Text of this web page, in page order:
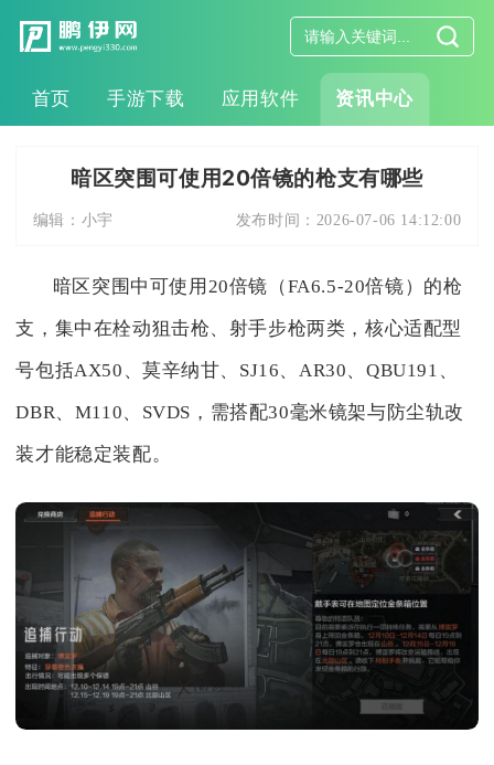
首页 手游下载 应用软件 资讯中心
暗区突围可使用20倍镜的枪支有哪些
编辑： 小宇 发布时间： 2026-07-06 14:12:00
暗区突围中可使用20倍镜（FA6.5-20倍镜）的枪
支，集中在栓动狙击枪、射手步枪两类，核心适配型
号包括AX50、莫辛纳甘、SJ16、AR30、QBU191、
DBR、M110、SVDS，需搭配30毫米镜架与防尘轨改
装才能稳定装配。